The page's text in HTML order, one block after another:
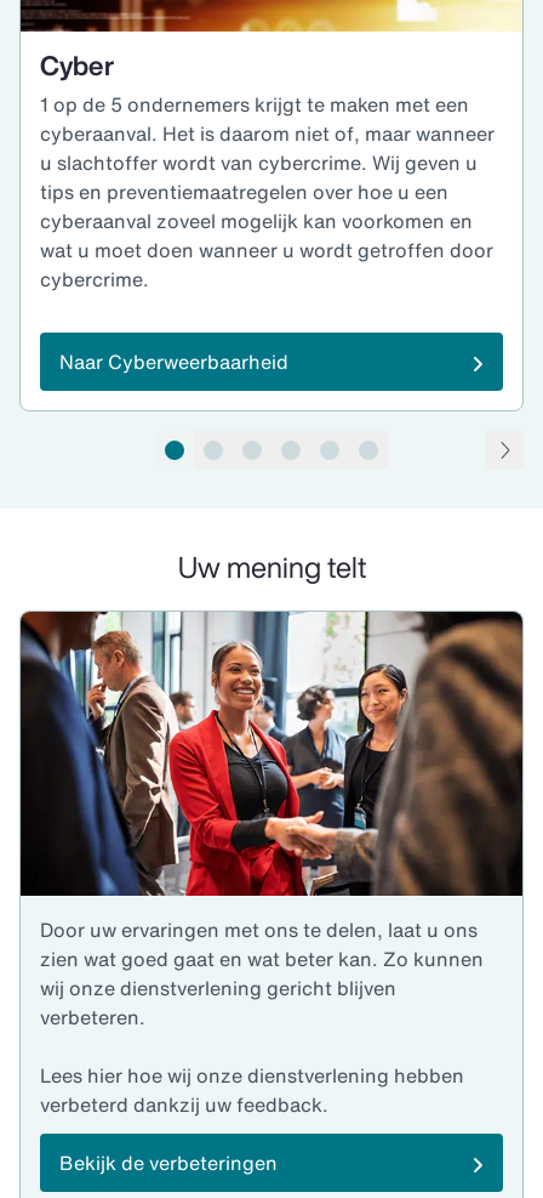
Cyber
1 op de 5 ondernemers krijgt te maken met een
cyberaanval. Het is daarom niet of, maar wanneer
u slachtoffer wordt van cybercrime. Wij geven u
tips en preventiemaatregelen over hoe u een
cyberaanval zoveel mogelijk kan voorkomen en
wat u moet doen wanneer u wordt getroffen door
cybercrime.
Naar Cyberweerbaarheid
Uw mening telt
Door uw ervaringen met ons te delen, laat u ons
zien wat goed gaat en wat beter kan. Zo kunnen
wij onze dienstverlening gericht blijven
verbeteren.
Lees hier hoe wij onze dienstverlening hebben
verbeterd dankzij uw feedback.
Bekijk de verbeteringen